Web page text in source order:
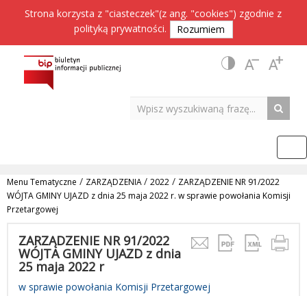
Strona korzysta z "ciasteczek"(z ang. "cookies") zgodnie z
polityką prywatności. Rozumiem
Menu Tematyczne / ZARZĄDZENIA/ 2022 / ZARZĄDZENIE NR 91/2022
WÓJTA GMINY UJAZD z dnia 25 maja 2022 r. w sprawie powołania Komisji
Przetargowej
ZARZĄDZENIE NR 91/2022
WÓJTA GMINY UJAZD z dnia
25 maja 2022 r
w sprawie powołania Komisji Przetargowej